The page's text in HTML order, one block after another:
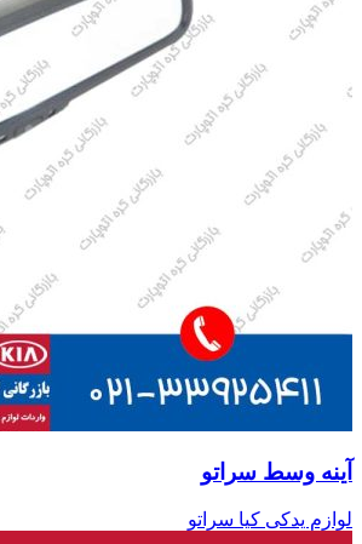
آینه وسط سراتو
لوازم یدکی کیا سراتو